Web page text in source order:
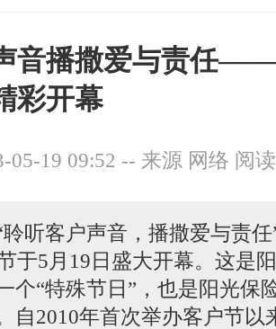
音播撒爱与责任——
彩开幕
05-19 09:52 -- 来源 网络 阅
聆听客户声音，播撒爱与责
于5月19日盛大开幕。这是
个“特殊节日”，也是阳光保
自2010年首次举办客户节以